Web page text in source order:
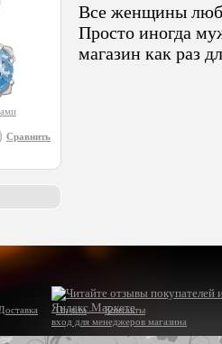
Сравнить
Все женщины
Просто иногда
магазин как раз
Доставка Оплата
Контакты
вход для менеджеров магазина